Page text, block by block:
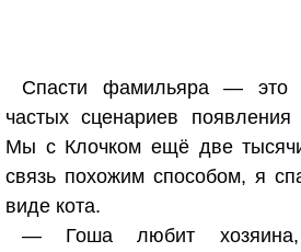
Спасти фамильяра — это
частых сценариев
Мы с Клочком ещё две
связь похожим способом, я
виде кота.
— Гоша любит